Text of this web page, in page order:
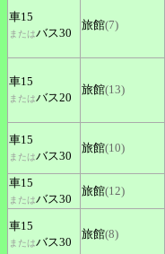
車15
またはバス30
旅館(7)
車15
またはバス20
旅館(13)
車15
またはバス30
旅館(10)
車15
またはバス30
旅館(12)
車15
またはバス30
旅館(8)